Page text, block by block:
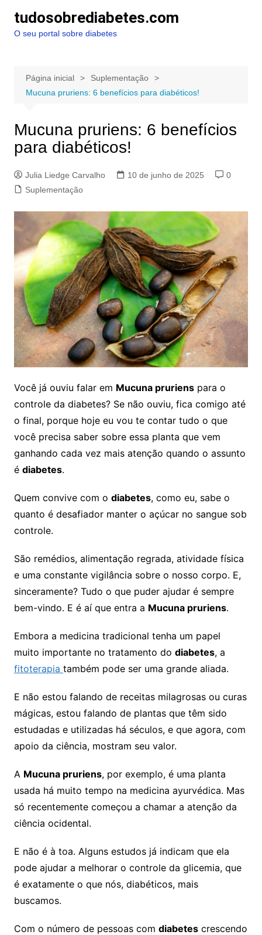
paratudosobrediabetes.com
O seu portal sobre diabetes
Página inicial
Suplementação
Mucuna pruriens: 6 benefícios para diabéticos!
Mucuna pruriens: 6 benefícios
para diabéticos!
Julia Liedge Carvalho 10 de junho de 2025
0
Suplementação
Você já ouviu falar em Mucuna prurienspara o
controle da diabetes? Se não ouviu, fica comigo até
o final, porque hoje eu vou te contar tudo o que
você precisa saber sobre essa planta que vem
ganhando cada vez mais atenção quando o assunto
é diabetes.
Quem convive com o diabetes, como eu, sabe o
quanto é desafiador manter o açúcar no sangue sob
controle.
São remédios, alimentação regrada, atividade física
e uma constante vigilância sobre o nosso corpo. E,
sinceramente? Tudo o que puder ajudar é sempre
bem-vindo. E é aí que entra a Mucuna pruriens.
Embora a medicina tradicional tenha um papel
muito importante no tratamento do diabetes, a
fitoterapia também pode ser uma grande aliada.
E não estou falando de receitas milagrosas ou curas
mágicas, estou falando de plantas que têm sido
estudadas e utilizadas há séculos, e que agora, com
apoio da ciência, mostram seu valor.
A Mucuna pruriens, por exemplo, é uma planta
usada há muito tempo na medicina ayurvédica. Mas
só recentemente começou a chamar a atenção da
ciência ocidental.
E não é à toa. Alguns estudos já indicam que ela
pode ajudar a melhorar o controle da glicemia, que
é exatamente o que nós, diabéticos, mais
buscamos.
Com o número de pessoas com diabetescrescendo